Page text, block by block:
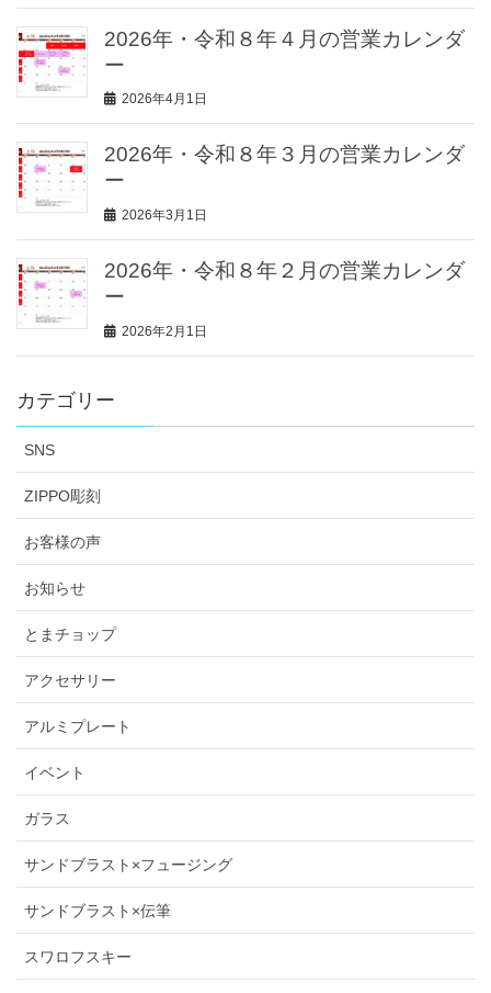
2026年・令和８年４月の営業カレンダ
ー
2026年4月1日
2026年・令和８年３月の営業カレンダ
ー
2026年3月1日
2026年・令和８年２月の営業カレンダ
ー
2026年2月1日
カテゴリー
SNS
ZIPPO彫刻
お客様の声
お知らせ
とまチョップ
アクセサリー
アルミプレート
イベント
ガラス
サンドブラスト×フュージング
サンドブラスト×伝筆
スワロフスキー